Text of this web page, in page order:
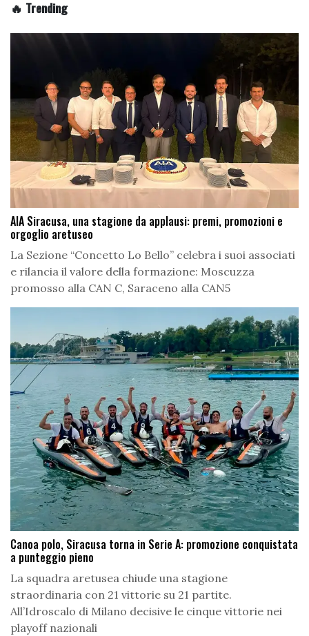
🔥 Trending
AIA Siracusa, una stagione da applausi: premi, promozioni e
orgoglio aretuseo
La Sezione “Concetto Lo Bello” celebra i suoi associati
e rilancia il valore della formazione: Moscuzza
promosso alla CAN C, Saraceno alla CAN5
Canoa polo, Siracusa torna in Serie A: promozione conquistata
a punteggio pieno
La squadra aretusea chiude una stagione
straordinaria con 21 vittorie su 21 partite.
All’Idroscalo di Milano decisive le cinque vittorie nei
playoff nazionali